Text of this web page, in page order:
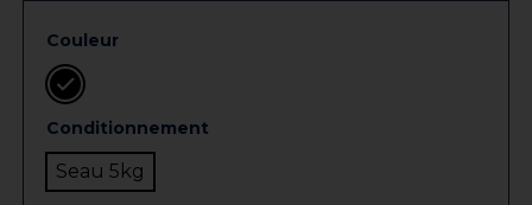
Couleur
Conditionnement
Seau 5kg